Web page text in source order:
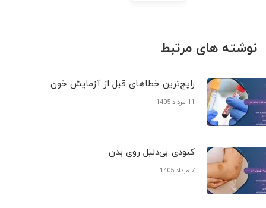
نوشته های مرتبط
رایج‌ترین خطاهای قبل از آزمایش خون
11 مرداد 1405
کبودی‌ بی‌دلیل روی بدن
7 مرداد 1405